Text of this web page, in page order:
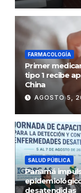
FARMACOLOGÍA
Primer
tipo 1 recibe
China
AGOSTO 5,
SALUD PÚBLICA
Panamá
desatendidas